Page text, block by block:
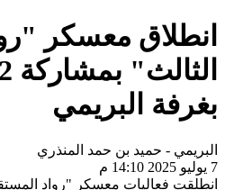
انطلاق معسكر
بغرفة البريمي
البريمي - حميد بن حمد المنذري
7 يوليو 2025 14:10 م
انطلقت فعاليات معسكر "رواد